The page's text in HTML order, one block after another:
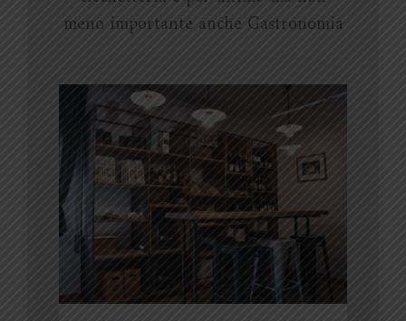
meno importante anche Gastronomia